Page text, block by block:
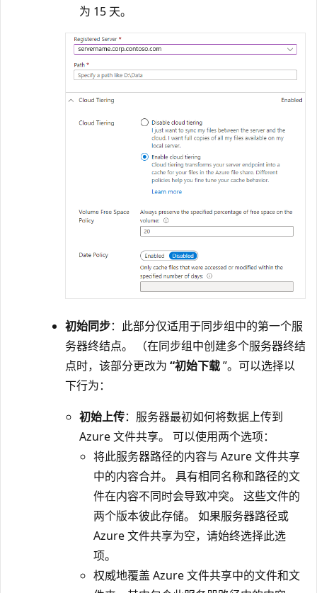
为 15 天。
初始同步：此部分仅适用于同步组中的第一个服
务器终结点。 （在同步组中创建多个服务器终结
点时，该部分更改为 “初始下载”。可以选择以
下行为：
初始上传：服务器最初如何将数据上传到
Azure 文件共享。 可以使用两个选项：
将此服务器路径的内容与 Azure 文件共享
中的内容合并。 具有相同名称和路径的文
件在内容不同时会导致冲突。 这些文件的
两个版本彼此存储。 如果服务器路径或
Azure 文件共享为空，请始终选择此选
项。
权威地覆盖 Azure 文件共享中的文件和文